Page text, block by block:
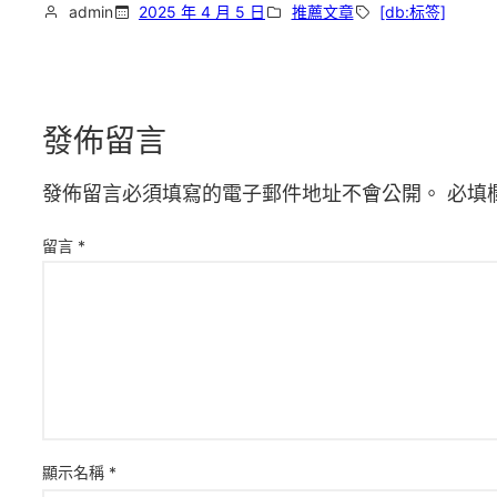
admin 2025 年 4 月 5 日 推薦文章 [db:标签]
發佈留言
發佈留言必須填寫的電子郵件地址不會公開。 必填
留言 *
顯示名稱 *